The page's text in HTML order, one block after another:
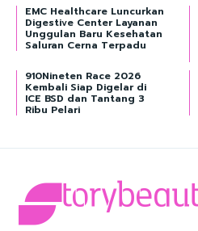
EMC Healthcare Luncurkan
Digestive Center Layanan
Unggulan Baru Kesehatan
Saluran Cerna Terpadu
910Nineten Race 2026
Kembali Siap Digelar di
ICE BSD dan Tantang 3
Ribu Pelari